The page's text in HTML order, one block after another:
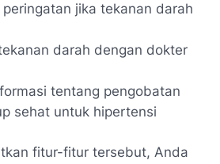
jika tekanan darah
darah dengan dokter
tentang pengobatan
sehat untuk hipertensi
fitur-fitur tersebut, Anda